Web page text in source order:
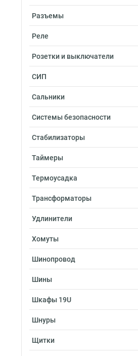
Разъемы
Реле
Розетки и выключатели
СИП
Сальники
Системы безопасности
Стабилизаторы
Таймеры
Термоусадка
Трансформаторы
Удлинители
Хомуты
Шинопровод
Шины
Шкафы 19U
Шнуры
Щитки